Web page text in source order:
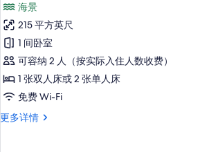
有
照
片
房
更
多
信
息
标
准
双
人
房
双
海景
215 平方英尺
1 间卧室
可容纳 2 人（按实际入住人数收费）
1 张双人床或 2 张单人床
免费 Wi-Fi
更多详情
标